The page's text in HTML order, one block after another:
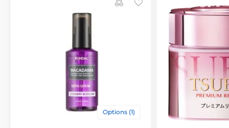
Options (1)